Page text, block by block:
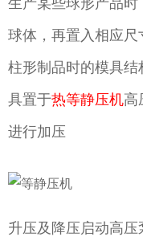
球体，再置入相应尺
柱形制品时的模具
具置于热等静压机高
进行加压
升压及降压启动高压